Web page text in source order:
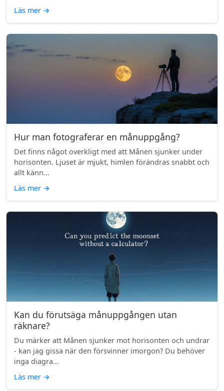
Läs mer →
Hur man fotograferar en månuppgång?
Det finns något overkligt med att Månen sjunker under
horisonten. Ljuset är mjukt, himlen förändras snabbt och
allt känn...
Läs mer →
Kan du förutsäga månuppgången utan
räknare?
Du märker att Månen sjunker mot horisonten och undrar
- kan jag gissa när den försvinner imorgon? Du behöver
inga diagra...
Läs mer →